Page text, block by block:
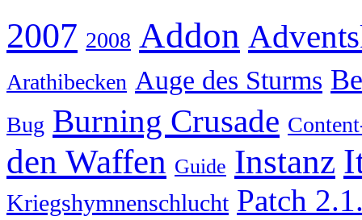
2007 2008 Addon
Arathibecken Auge des Sturms
Bug Burning Crusade
den Waffen Guide Instanz
Kriegshymnenschlucht Patch